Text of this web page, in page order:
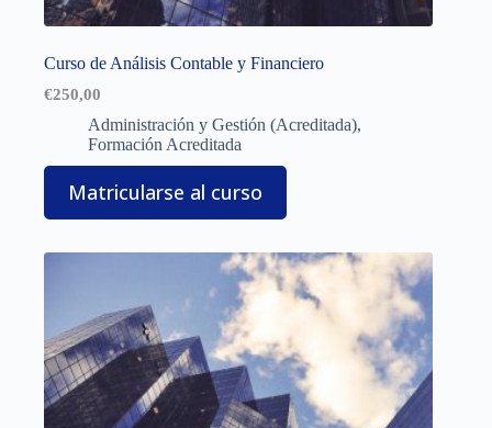
Curso de Análisis Contable y Financiero
€250,00
Administración y Gestión (Acreditada),
Formación Acreditada
Matricularse al curso